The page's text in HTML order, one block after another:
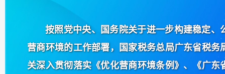
按照党中央、国务院关于进一步构建稳定、
营商环境的工作部署，国家税务总局广东省税务
关深入贯彻落实《优化营商环境条例》、《广东